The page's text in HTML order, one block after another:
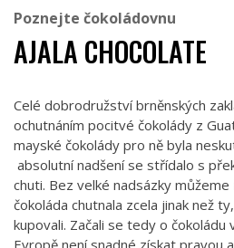
Poznejte čokoládovnu
AJALA CHOCOLATE
Celé dobrodružství brněnských
ochutnáním pocitvé čokolády z
mayské čokolády pro ně byla
absolutní nadšení se střídalo s
chuti. Bez velké nadsázky
čokoláda chutnala zcela jinak než
kupovali. Začali se tedy o